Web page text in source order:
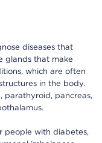
diseases that
glands that make
which are often
in the body.
parathyroid, pancreas,
people with diabetes,